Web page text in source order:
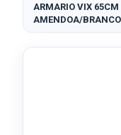
ARMARIO VIX 65CM
AMENDOA/